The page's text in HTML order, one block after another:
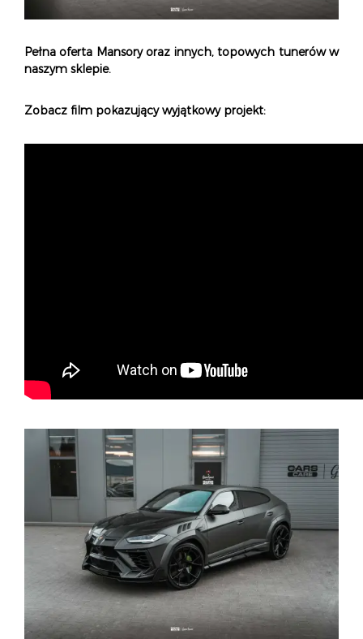
Pełna oferta Mansoryoraz innych,topowych tuneróww
naszym sklepie.
Zobacz film pokazujący wyjątkowy projekt: